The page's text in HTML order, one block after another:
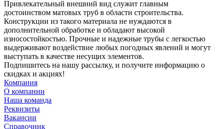
Привлекательный внешний вид служит главным
достоинством матовых труб в области строительства.
Конструкции из такого материала не нуждаются в
дополнительной обработке и обладают высокой
износостойкостью. Прочные и надежные трубы с легкостью
выдерживают воздействие любых погодных явлений и могут
выступать в качестве несущих элементов.
Подпишитесь на нашу рассылку, и получите информацию о
скидках и акциях!
Компания
О компании
Наша команда
Реквизиты
Вакансии
Справочник